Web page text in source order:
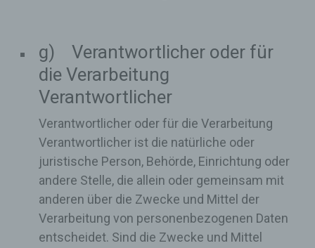
g) Verantwortlicher oder für
die Verarbeitung
Verantwortlicher
Verantwortlicher oder für die Verarbeitung
Verantwortlicher ist die natürliche oder
juristische Person, Behörde, Einrichtung oder
andere Stelle, die allein oder gemeinsam mit
anderen über die Zwecke und Mittel der
Verarbeitung von personenbezogenen Daten
entscheidet. Sind die Zwecke und Mittel